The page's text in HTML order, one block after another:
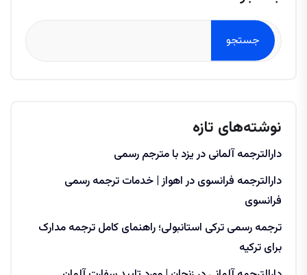
جستجو
نوشته‌های تازه
دارالترجمه آلمانی در یزد با مترجم رسمی
دارالترجمه فرانسوی در اهواز | خدمات ترجمه رسمی
فرانسوی
ترجمه رسمی ترکی استانبولی؛ راهنمای کامل ترجمه مدارک
برای ترکیه